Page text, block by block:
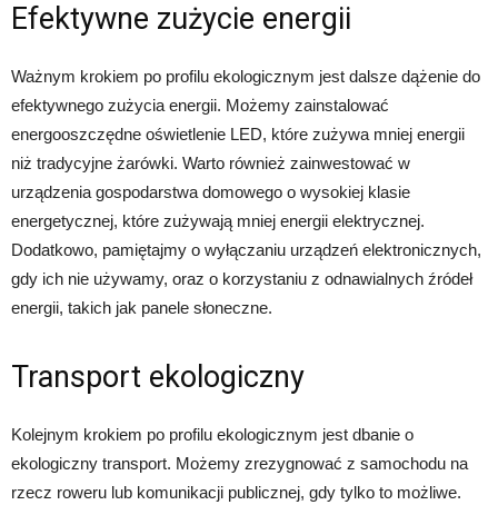
Efektywne zużycie energii
Ważnym krokiem po profilu ekologicznym jest dalsze dążenie do
efektywnego zużycia energii. Możemy zainstalować
energooszczędne oświetlenie LED, które zużywa mniej energii
niż tradycyjne żarówki. Warto również zainwestować w
urządzenia gospodarstwa domowego o wysokiej klasie
energetycznej, które zużywają mniej energii elektrycznej.
Dodatkowo, pamiętajmy o wyłączaniu urządzeń elektronicznych,
gdy ich nie używamy, oraz o korzystaniu z odnawialnych źródeł
energii, takich jak panele słoneczne.
Transport ekologiczny
Kolejnym krokiem po profilu ekologicznym jest dbanie o
ekologiczny transport. Możemy zrezygnować z samochodu na
rzecz roweru lub komunikacji publicznej, gdy tylko to możliwe.